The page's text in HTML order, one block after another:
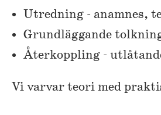
Utredning - anamnes,
Grundläggande
Återkoppling -
Vi varvar teori med